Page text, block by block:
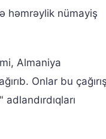
həmrəylik nümayiş
Almaniya
Onlar bu